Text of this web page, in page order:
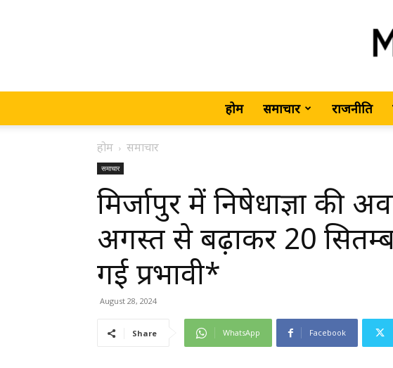
होम समाचार राजनीति
होम समाचार
समाचार
मिर्जापुर में निषेधाज्ञा की
अगस्त से बढ़ाकर 20
गई प्रभावी*
August 28, 2024
Share WhatsApp Facebook